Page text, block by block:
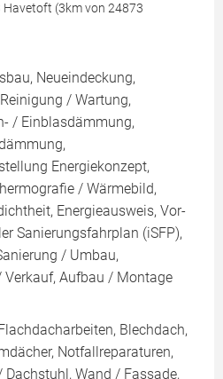
Havetoft (3km von 24873
Neueindeckung,
/ Wartung,
/ Einblasdämmung,
Energiekonzept,
/ Wärmebild,
Energieausweis, Vor-
Sanierungsfahrplan (iSFP),
/ Umbau,
Aufbau / Montage
Blechdach,
Notfallreparaturen,
Wand / Fassade,